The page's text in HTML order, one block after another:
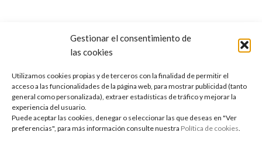
Gestionar el consentimiento de
las cookies
Utilizamos cookies propias y de terceros con la finalidad de permitir el
acceso a las funcionalidades de la página web, para mostrar publicidad (tanto
general como personalizada), extraer estadísticas de tráfico y mejorar la
experiencia del usuario.
Puede aceptar las cookies, denegar o seleccionar las que deseas en "Ver
preferencias", para más información consulte nuestra Política de cookies.
Copyright 2014-2025
Política de privacidad Aviso legal | Política de cookies